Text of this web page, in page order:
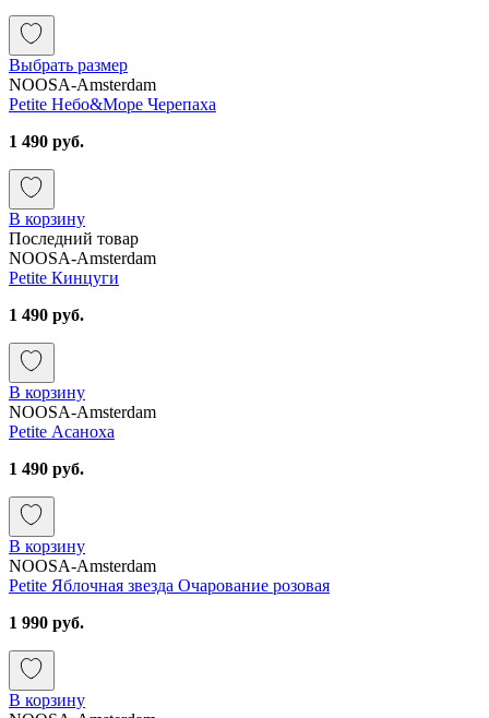
Выбрать размер
NOOSA-Amsterdam
Petite Небо&Море Черепаха
1 490 руб.
В корзину
Последний товар
NOOSA-Amsterdam
Petite Кинцуги
1 490 руб.
В корзину
NOOSA-Amsterdam
Petite Асаноха
1 490 руб.
В корзину
NOOSA-Amsterdam
Petite Яблочная звезда Очарование розовая
1 990 руб.
В корзину